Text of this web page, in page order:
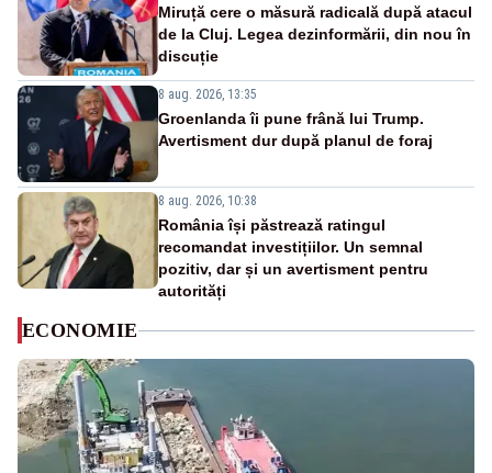
Miruță cere o măsură radicală după atacul
de la Cluj. Legea dezinformării, din nou în
discuție
8 aug. 2026, 13:35
Groenlanda îi pune frână lui Trump.
Avertisment dur după planul de foraj
8 aug. 2026, 10:38
România își păstrează ratingul
recomandat investițiilor. Un semnal
pozitiv, dar și un avertisment pentru
autorități
ECONOMIE